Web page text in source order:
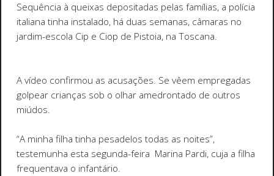
Sequência à queixas depositadas pelas famílias, a polícia
italiana tinha instalado, há duas semanas, câmaras no
jardim-escola Cip e Ciop de Pistoia, na Toscana.
A vídeo confirmou as acusações. Se vêem empregadas
golpear crianças sob o olhar amedrontado de outros
miúdos.
“A minha filha tinha pesadelos todas as noites”,
testemunha esta segunda-feira Marina Pardi, cuja a filha
frequentava o infantário.